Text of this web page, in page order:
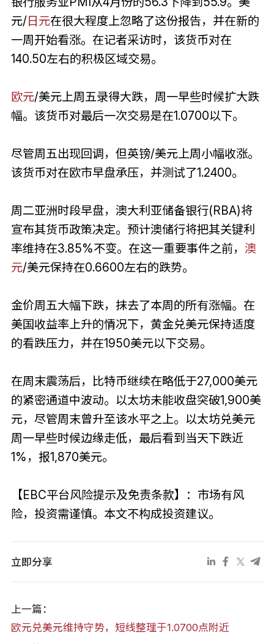
元/日元在很大程度上忽略了这份报告，并在新的
一周开始看涨。在记者采访时，该货币对在
140.50左右的积极区域交易。
欧元/美元上周五录得大跌，周一早些时候扩大跌
幅。该货币对最后一次交易是在1.0700以下。
尽管周五出现回调，但英镑/美元上周小幅收涨。
该货币对在欧市早盘承压，并测试了1.2400。
周二亚洲时段早盘，澳大利亚储备银行(RBA)将
宣布其货币政策决定。预计澳储行将把其关键利
率维持在3.85%不变。在这一重要事件之前， 澳
元/美元保持在0.6600左右的跌势。
金价周五大幅下跌，抹去了本周的所有涨幅。在
美国收益率上升的情况下，黄金兑美元保持适度
的看跌压力，并在1950美元以下交易。
在周末震荡后，比特币继续在略低于27,000美元
的紧密通道中波动。以太坊未能收盘突破1,900美
元，尽管周末曾升至该水平之上。以太坊兑美元
周一早些时候边缘走低，最后看到当天下跌近
1%，报1,870美元。
【EBC平台风险提示及免责条款】：市场有风
险，投资需谨慎。本文不构成投资建议。
立即分享
上一篇：
欧元兑美元维持守势，短线整理于1.0700点附近